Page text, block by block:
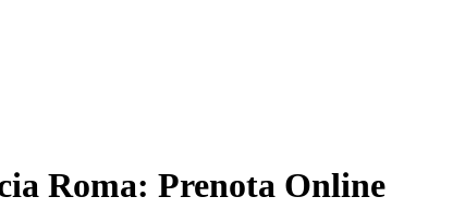
Roma: Prenota Online